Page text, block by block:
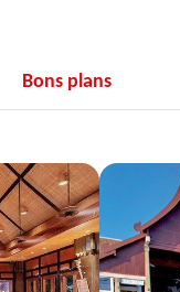
Bons plans
24
AOÛT
MER.
26